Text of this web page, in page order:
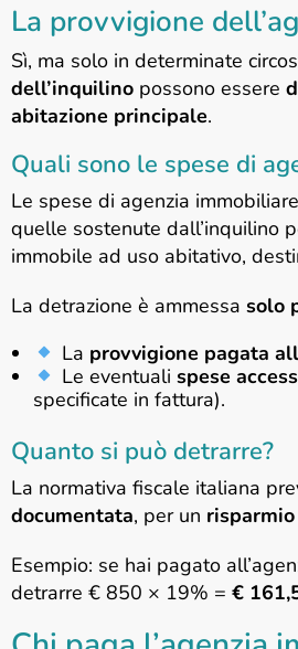
La provvigione
Sì, ma solo in determinate
dell’inquilino possono essere
abitazione principale.
Quali sono le spese di
Le spese di agenzia
quelle sostenute dall’inquilino
immobile ad uso abitativo,
La detrazione è ammessa solo
La provvigione pagata
Le eventuali spese
specificate in fattura).
Quanto si può detrarre?
La normativa fiscale italiana
documentata, per un
Esempio: se hai pagato
detrarre € 850 × 19% = €